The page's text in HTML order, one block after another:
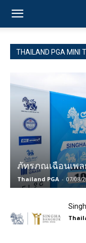
THAILAND PGA MINI
ภัทรภณเฉือนเพ
Thailand PGA - 07/08/